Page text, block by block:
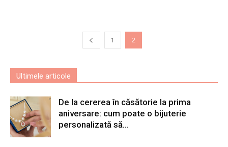
1 2
Ultimele articole
De la cererea în căsătorie la prima
aniversare: cum poate o bijuterie
personalizată să...